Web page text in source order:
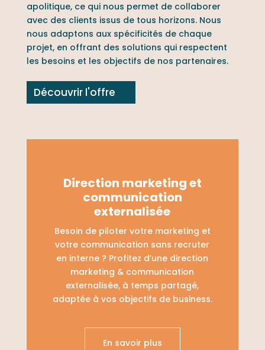
apolitique, ce qui nous permet de collaborer
avec des clients issus de tous horizons. Nous
nous adaptons aux spécificités de chaque
projet, en offrant des solutions qui respectent
les besoins et les objectifs de nos partenaires.
Découvrir l'offre
Direction marketing et
communication
externalisée
Besoin de piloter votre marketing et
votre communication sans recruter
en interne ? Profitez d’une direction
marketing & communication
externalisée, à temps partagé,
adaptée à vos objectifs de business.
En savoir plus